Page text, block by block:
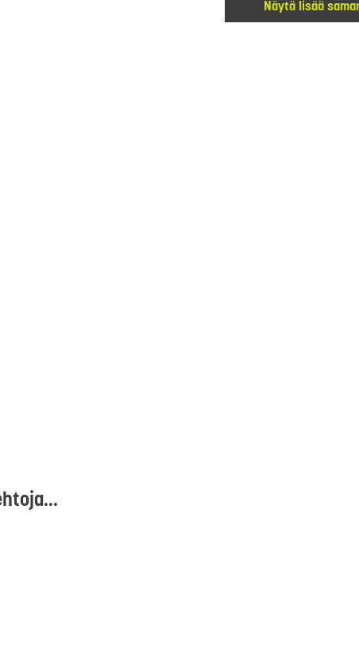
Näytä lisää